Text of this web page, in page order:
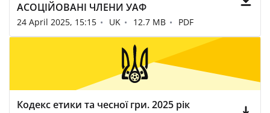
АСОЦІЙОВАНІ ЧЛЕНИ УАФ
24 April 2025, 15:15 UK 12.7 MB PDF
Кодекс етики та чесної гри. 2025 рік